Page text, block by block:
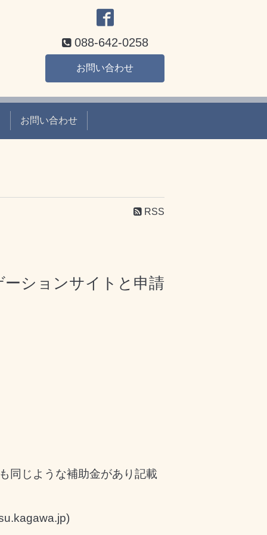
088-642-0258
お問い合わせ
お問い合わせ
RSS
ーションサイトと申請
同じような補助金があり記載